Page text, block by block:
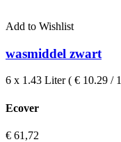
Add to Wishlist
wasmiddel zwart
6 x 1.43 Liter ( € 10.29 /
Ecover
€ 61,72